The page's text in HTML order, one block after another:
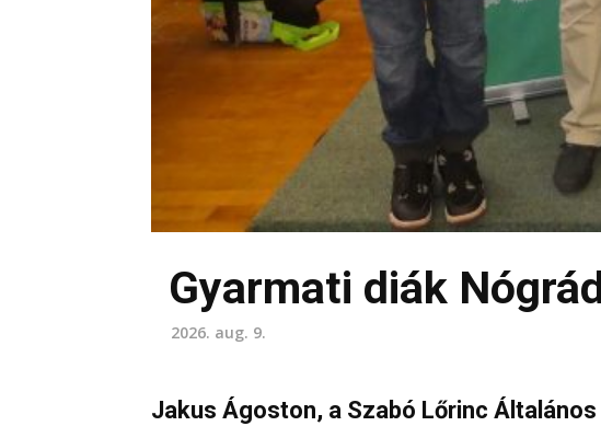
Gyarmati diák
2026. aug. 9.
Jakus Ágoston, a Szabó Lőrinc